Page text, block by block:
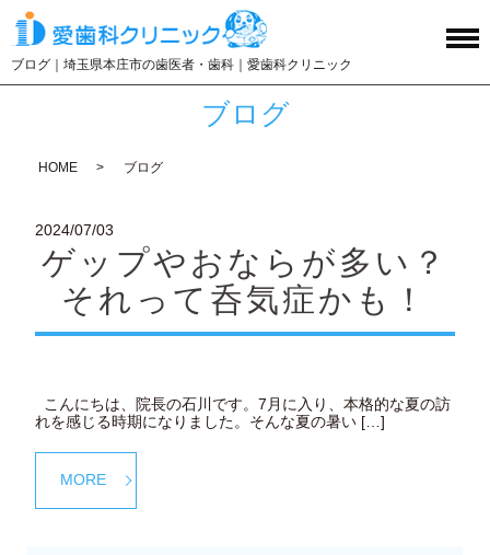
ブログ｜埼玉県本庄市の歯医者・歯科｜愛歯科クリニック
ブログ
HOME ブログ
2024/07/03
ゲップやおならが多い？
それって呑気症かも！
こんにちは、院長の石川です。7月に入り、本格的な夏の訪
れを感じる時期になりました。そんな夏の暑い […]
MORE